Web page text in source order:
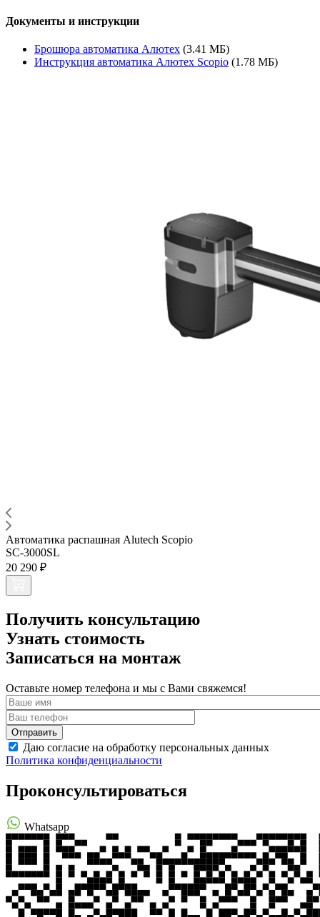
Документы и инструкции
Брошюра автоматика Алютех (3.41 МБ)
Инструкция автоматика Алютех Scopio (1.78 МБ)
Автоматика распашная Alutech Scopio
SC-3000SL
20 290 ₽
Получить консультацию
Узнать стоимость
Записаться на монтаж
Оставьте номер телефона и мы с Вами свяжемся!
Даю согласие на обработку персональных данных
Политика конфиденциальности
Проконсультироваться
Whatsapp